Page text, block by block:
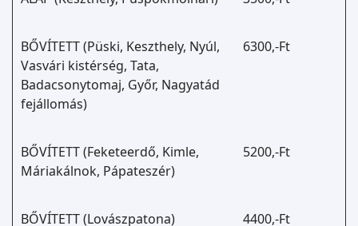
BŐVÍTETT (Püski, Keszthely, Nyúl,
Vasvári kistérség, Tata,
Badacsonytomaj, Győr, Nagyatád
fejállomás)
6300,-Ft
BŐVÍTETT (Feketeerdő, Kimle,
Máriakálnok, Pápateszér)
5200,-Ft
BŐVÍTETT (Lovászpatona) 4400,-Ft